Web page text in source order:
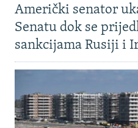
Američki senator
Senatu dok se
sankcijama Rusiji i